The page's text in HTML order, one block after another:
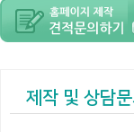
제작 및 상담문